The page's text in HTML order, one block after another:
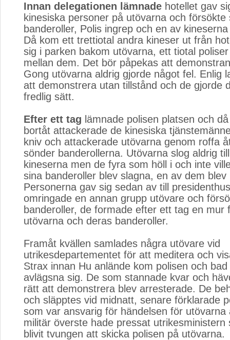
Innan delegationen lämnade hotellet gav
kinesiska personer på utövarna och försökte
banderoller, Polis ingrep och en av
Då kom ett trettiotal andra kineser ut från
sig i parken bakom utövarna, ett tiotal
mellan dem. Det bör påpekas att
Gong utövarna aldrig gjorde något fel. Enlig
att demonstrera utan tillstånd och de gjorde
fredlig sätt.
Efter ett tag lämnade polisen platsen och
bortåt attackerade de kinesiska
kniv och attackerade utövarna genom roffa
sönder banderollerna. Utövarna slog aldrig
kineserna men de fyra som höll i och inte
sina banderoller blev slagna, en av dem blev
Personerna gav sig sedan av till
omringade en annan grupp utövare och
banderoller, de formade efter ett tag en mur
utövarna och deras banderoller.
Framåt kvällen samlades några utövare vid
utrikesdepartementet för att meditera och
Strax innan Hu anlände kom polisen och
avlägsna sig. De som stannade kvar och
rätt att demonstrera blev arresterade. De
och släpptes vid midnatt, senare förklarade
som var ansvarig för händelsen för utövarna
militär överste hade pressat utrikesministern
blivit tvungen att skicka polisen på utövarna.